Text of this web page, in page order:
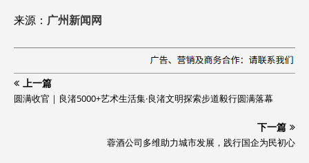
来源： 广州新闻网
上一篇
圆满收官｜良渚5000+艺术生活集·良渚文明探索步道毅行圆满落幕
下一篇
蓉酒公司多维助力城市发展，践行国企为民初心